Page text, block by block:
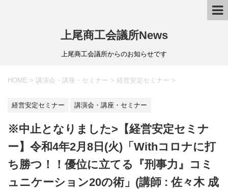
上尾商工会議所News
上尾商工会議所からのお知らせです
HOME > 講演会・講座・セミナー > 経営安定セミナー >
経営安定セミナー 講演会・講座・セミナー
※中止となりました>【経営安定セミナ
ー】令和4年2月8日(火)「Withコロナに打
ち勝つ！！優位に立てる『刑事力』コミ
ュニケーション20の術」(講師 : 佐々木 成